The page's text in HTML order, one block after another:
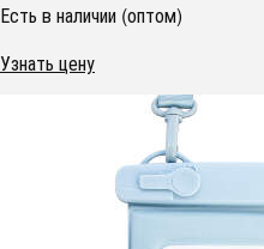
Есть в наличии (оптом)
Узнать цену